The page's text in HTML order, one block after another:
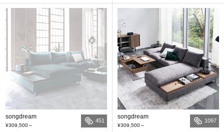
songdream
¥309,500～
451
songdream
¥309,500～
1097